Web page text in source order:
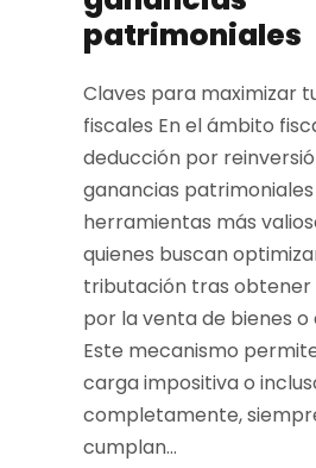
patrimoniales
Claves para maximizar
fiscales En el ámbito
deducción por
ganancias patrimoniales
herramientas más
quienes buscan
tributación tras obtener
por la venta de bienes o
Este mecanismo
carga impositiva o
completamente,
cumplan...